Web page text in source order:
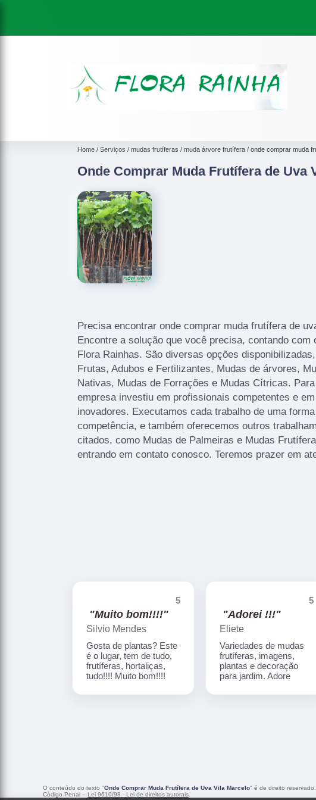
Home Serviços mudas frutíferas muda árvore frutífera onde comprar muda
Onde Comprar Muda Frutífera de Uva
Precisa encontrar onde comprar muda frutífera de
Encontre a solução que você precisa, contando com
Flora Rainhas. São diversas opções
Frutas, Adubos e Fertilizantes, Mudas de árvores,
Nativas, Mudas de Forrações e Mudas Cítricas.
empresa investiu em profissionais competentes e
inovadores. Executamos cada trabalho de uma
competência, e também oferecemos outros
citados, como Mudas de Palmeiras e Mudas
entrando em contato conosco. Teremos prazer em
5
"Muito bom!!!!"
Silvio Mendes
Gosta de plantas? Este
é o lugar, tem de tudo,
frutíferas, hortaliças,
tudo!!!! Muito bom!!!!
5
"Adorei !!!"
Eliete
Variedades de mudas
frutíferas, imagens,
plantas e decoração
para jardim. Adore
O conteúdo do texto "Onde Comprar Muda Frutífera de Uva Vila Marcelo" é de direito
Código Penal – Lei 9610/98 - Lei de direitos autorais